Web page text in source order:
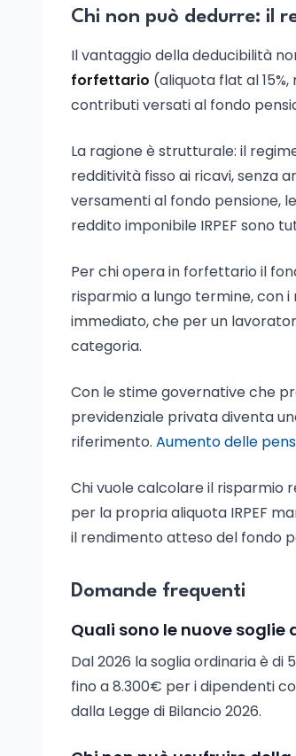
Chi non può dedurre: il
Il vantaggio della deducibilità
forfettario (aliquota flat al
contributi versati al fondo
La ragione è strutturale: il
redditività fisso ai ricavi, senza
versamenti al fondo pensione,
reddito imponibile IRPEF sono
Per chi opera in forfettario il
risparmio a lungo termine, con
immediato, che per un
categoria.
Con le stime governative che
previdenziale privata diventa
riferimento. Aumento delle
Chi vuole calcolare il
per la propria aliquota IRPEF
il rendimento atteso del fondo
Domande frequenti
Quali sono le nuove
Dal 2026 la soglia ordinaria è
fino a 8.300€ per i dipendenti
dalla Legge di Bilancio 2026.